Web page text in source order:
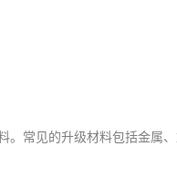
常见的升级材料包括金属